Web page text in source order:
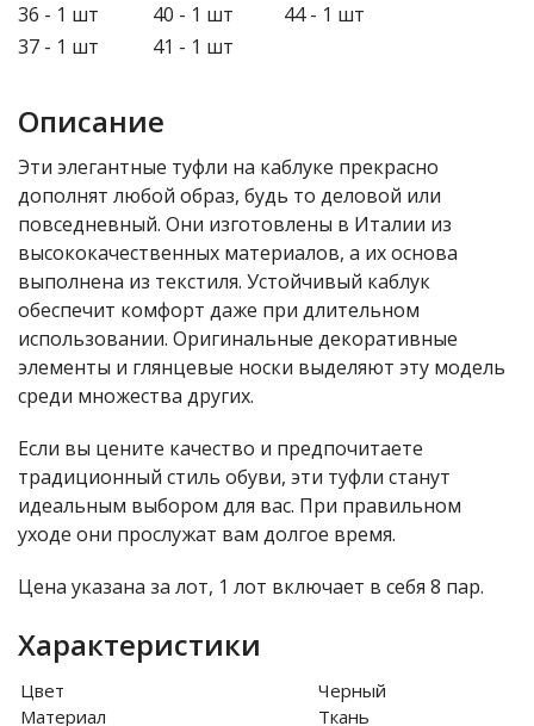
36 - 1 шт
37 - 1 шт
40 - 1 шт
41 - 1 шт
44 - 1 шт
Описание
Эти элегантные туфли на каблуке прекрасно
дополнят любой образ, будь то деловой или
повседневный. Они изготовлены в Италии из
высококачественных материалов, а их основа
выполнена из текстиля. Устойчивый каблук
обеспечит комфорт даже при длительном
использовании. Оригинальные декоративные
элементы и глянцевые носки выделяют эту модель
среди множества других.
Если вы цените качество и предпочитаете
традиционный стиль обуви, эти туфли станут
идеальным выбором для вас. При правильном
уходе они прослужат вам долгое время.
Цена указана за лот, 1 лот включает в себя 8 пар.
Характеристики
Цвет
Черный
Материал
Ткань